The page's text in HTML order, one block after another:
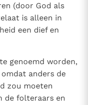
(door God als
is alleen in
een dief en
genoemd worden,
anders de
zou moeten
de folteraars en